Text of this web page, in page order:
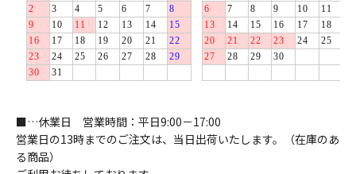
■…休業日 営業時間：平日9:00－17:00
営業日の13時までのご注文は、当日出荷いたします。（在庫のあ
る商品）